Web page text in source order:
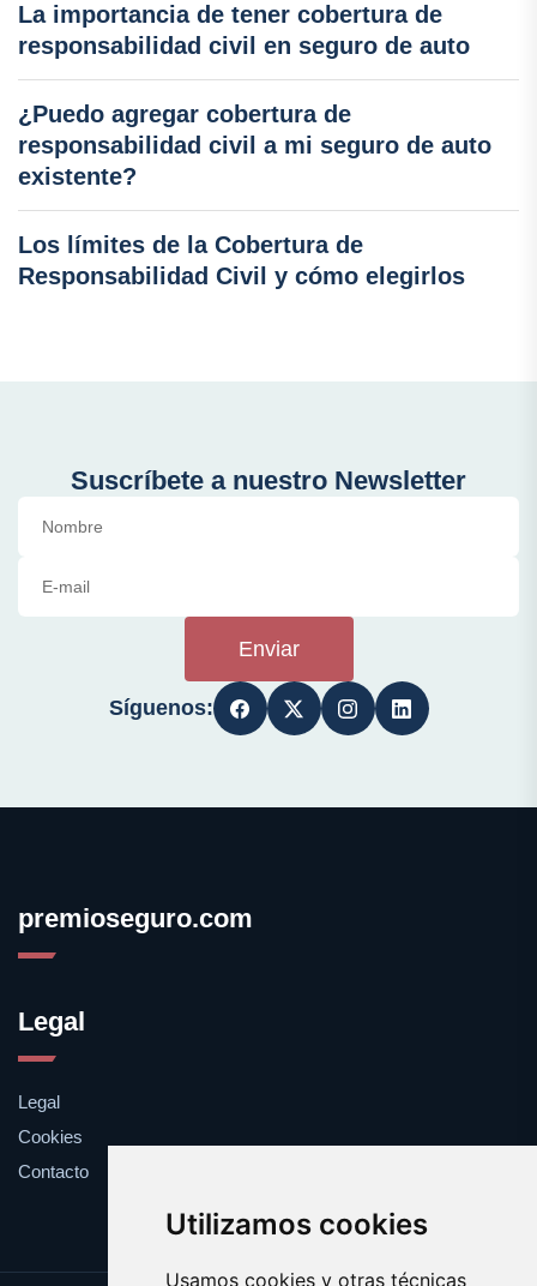
Utilizamos cookies
Usamos cookies y otras técnicas
La importancia de tener cobertura de
responsabilidad civil en seguro de auto
¿Puedo agregar cobertura de
responsabilidad civil a mi seguro de auto
existente?
Los límites de la Cobertura de
Responsabilidad Civil y cómo elegirlos
Suscríbete a nuestro Newsletter
Enviar
Síguenos:
premioseguro.com
Legal
Legal
Cookies
Contacto